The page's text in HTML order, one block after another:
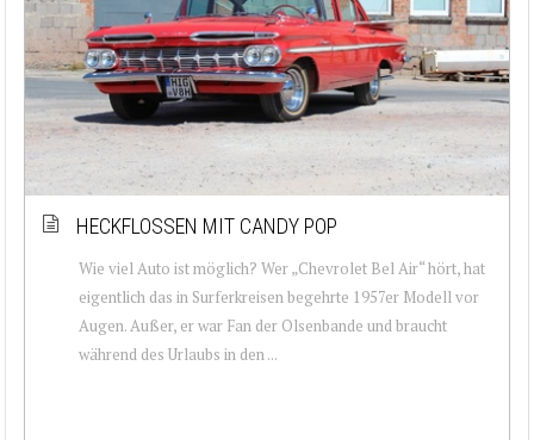
HECKFLOSSEN MIT CANDY POP
Wie viel Auto ist möglich? Wer „Chevrolet Bel Air“ hört, hat
eigentlich das in Surferkreisen begehrte 1957er Modell vor
Augen. Außer, er war Fan der Olsenbande und braucht
während des Urlaubs in den ...